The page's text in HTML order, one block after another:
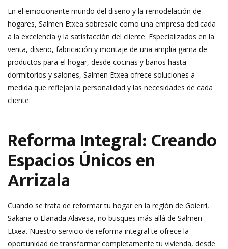
En el emocionante mundo del diseño y la remodelación de
hogares, Salmen Etxea sobresale como una empresa dedicada
a la excelencia y la satisfacción del cliente. Especializados en la
venta, diseño, fabricación y montaje de una amplia gama de
productos para el hogar, desde cocinas y baños hasta
dormitorios y salones, Salmen Etxea ofrece soluciones a
medida que reflejan la personalidad y las necesidades de cada
cliente.
Reforma Integral: Creando
Espacios Únicos en
Arrizala
Cuando se trata de reformar tu hogar en la región de Goierri,
Sakana o Llanada Alavesa, no busques más allá de Salmen
Etxea. Nuestro servicio de reforma integral te ofrece la
oportunidad de transformar completamente tu vivienda, desde